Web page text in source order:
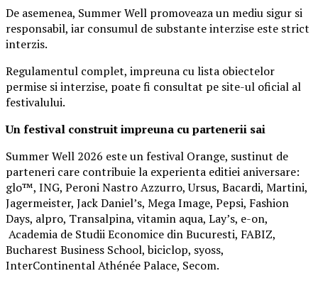
De asemenea, Summer Well promoveaza un mediu sigur si
responsabil, iar consumul de substante interzise este strict
interzis.
Regulamentul complet, impreuna cu lista obiectelor
permise si interzise, poate fi consultat pe site-ul oficial al
festivalului.
Un festival construitimpreuna cu partenerii sai
Summer Well 2026 este un festival Orange, sustinut de
parteneri care contribuie la experienta editiei aniversare:
glo™, ING, Peroni Nastro Azzurro, Ursus, Bacardi, Martini,
Jagermeister, Jack Daniel’s, Mega Image, Pepsi, Fashion
Days, alpro, Transalpina, vitamin aqua, Lay’s, e-on,
Academia de Studii Economice din Bucuresti, FABIZ,
Bucharest Business School, biciclop, syoss,
InterContinental Athénée Palace, Secom.